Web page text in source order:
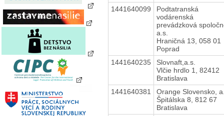
1441640099
Podtatranská
vodárenská
prevádzková
a.s.
Hraničná 13, 058 01
Poprad
1441640235
Slovnaft,a.s.
Vlčie hrdlo 1, 82412
Bratislava
1441640381
Orange Slovensko,
Špitálska 8, 812 67
Bratislava